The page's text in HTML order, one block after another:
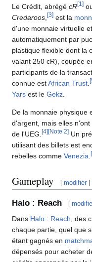
Le Crédit, abrégé cR[1 ]
Credaroos [3] est la
d'une monnaie virtuelle
automatiquement par
plastique flexible dont la
valant 250 cR), coupée
participants de la
connue estAfrican Trust [
Yars est le Gekz
De la monnaie physique
d'argent, mais elles
de l'UEG. [4] [Note 2] Un
utilisant des billets est
rebelles comme Venezia [
Gameplay [ modifier |
Halo : Reach [
Dans Halo : Reach , des
chaque partie, quel que
étant gagnés en
dépensés pour acheter